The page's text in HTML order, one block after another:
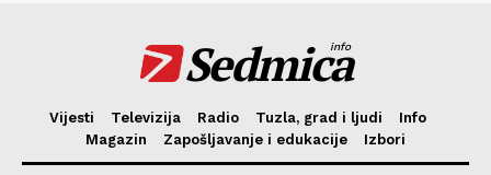
Sedmica
info
Vijesti Televizija Radio Tuzla, grad i ljudi
Info
Magazin
Zapošljavanje i edukacije Izbori